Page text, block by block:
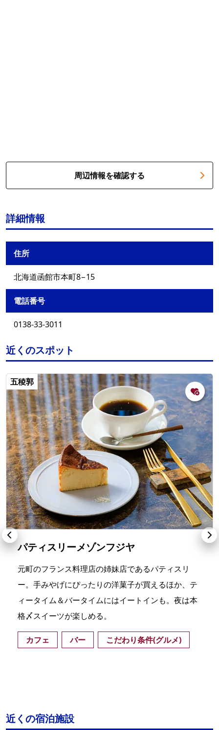
周辺情報を確認する
詳細情報
住所
北海道函館市本町8−15
電話番号
0138-33-3011
近くのスポット
五稜郭
パティスリーメゾンフジヤ
元町のフランス料理店の姉妹店であるパティスリ
ー。手みやげにぴったりの洋菓子が買えるほか、テ
ィータイム＆バータイムにはイートインも。夜は本
格〆スイーツが楽しめる。
カフェ バー こだわり条件(グルメ)
近くの宿泊施設